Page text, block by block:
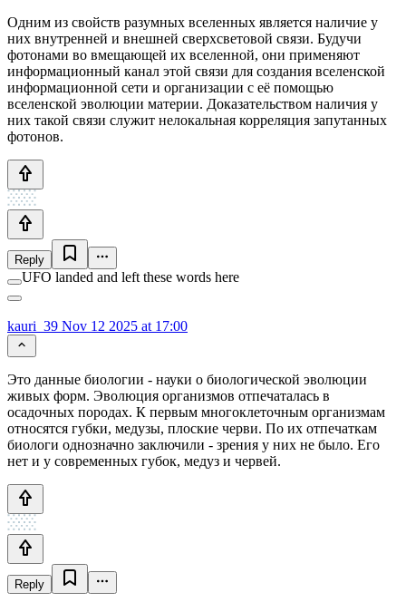
Одним из свойств разумных вселенных является наличие у
них внутренней и внешней сверхсветовой связи. Будучи
фотонами во вмещающей их вселенной, они применяют
информационный канал этой связи для создания вселенской
информационной сети и организации с её помощью
вселенской эволюции материи. Доказательством наличия у
них такой связи служит нелокальная корреляция запутанных
фотонов.
Reply
UFO landed and left these words here
kauri_39 Nov 12 2025 at 17:00
Это данные биологии - науки о биологической эволюции
живых форм. Эволюция организмов отпечаталась в
осадочных породах. К первым многоклеточным организмам
относятся губки, медузы, плоские черви. По их отпечаткам
биологи однозначно заключили - зрения у них не было. Его
нет и у современных губок, медуз и червей.
Reply